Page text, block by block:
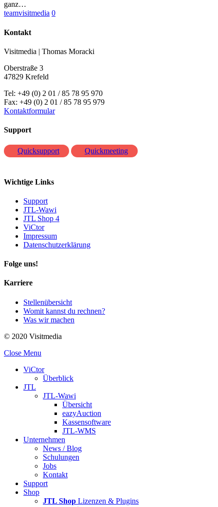
ganz…
teamvisitmedia 0
Kontakt
Visitmedia | Thomas Moracki
Oberstraße 3
47829 Krefeld
Tel: +49 (0) 2 01 / 85 78 95 970
Fax: +49 (0) 2 01 / 85 78 95 979
Kontaktformular
Support
Quicksupport Quickmeeting
Wichtige Links
Support
JTL-Wawi
JTL Shop 4
ViCtor
Impressum
Datenschutzerklärung
Folge uns!
Karriere
Stellenübersicht
Womit kannst du rechnen?
Was wir machen
© 2020 Visitmedia
Close Menu
ViCtor
Überblick
JTL
JTL-Wawi
Übersicht
eazyAuction
Kassensoftware
JTL-WMS
Unternehmen
News / Blog
Schulungen
Jobs
Kontakt
Support
Shop
JTL Shop Lizenzen & Plugins